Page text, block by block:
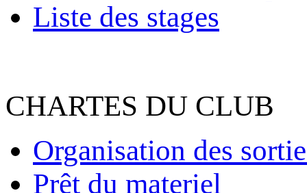
Liste des stages
CHARTES DU CLUB
Organisation des
Prêt du materiel